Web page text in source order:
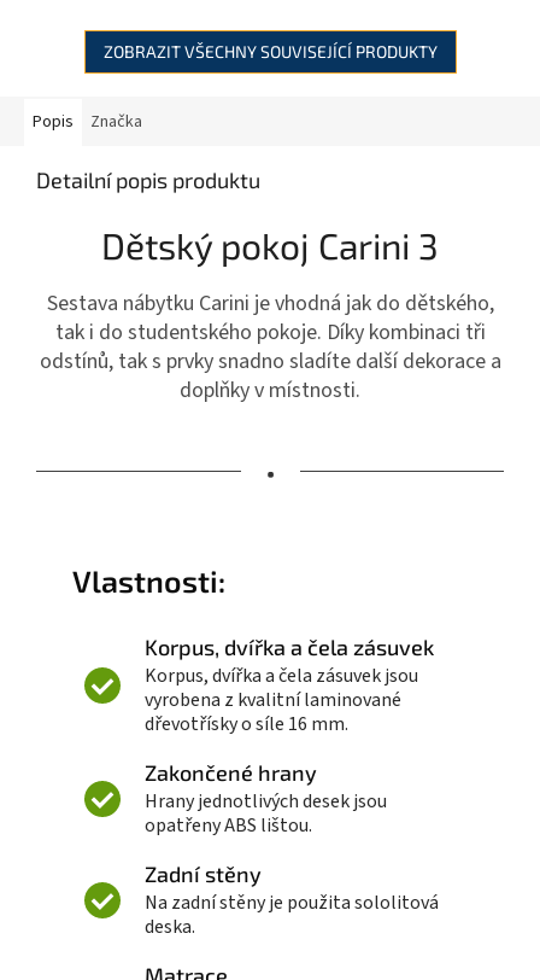
ZOBRAZIT VŠECHNY SOUVISEJÍCÍ PRODUKTY
Popis Značka
Detailní popis produktu
Dětský pokoj Carini 3
Sestava nábytku Carini je vhodná jak do dětského,
tak i do studentského pokoje. Díky kombinaci tři
odstínů, tak s prvky snadno sladíte další dekorace a
doplňky v místnosti.
•
Vlastnosti:
Korpus, dvířka a čela zásuvek
Korpus, dvířka a čela zásuvek jsou
vyrobena z kvalitní laminované
dřevotřísky o síle 16 mm.
Zakončené hrany
Hrany jednotlivých desek jsou
opatřeny ABS lištou.
Zadní stěny
Na zadní stěny je použita sololitová
deska.